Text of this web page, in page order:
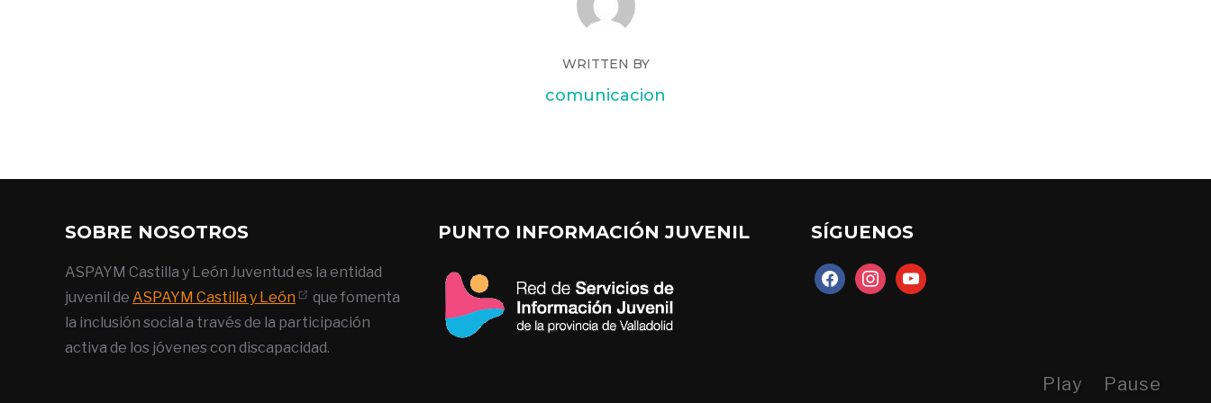
Play Pause
WRITTEN BY
comunicacion
SOBRE NOSOTROS
ASPAYM Castilla y León Juventud es la entidad
juvenil de ASPAYM Castilla y León
que fomenta
la inclusión social a través de la participación
activa de los jóvenes con discapacidad.
PUNTO INFORMACIÓN JUVENIL SÍGUENOS
facebookinstagram
youtube